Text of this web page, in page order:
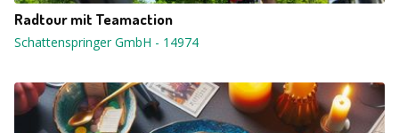
Radtour mit Teamaction
Schattenspringer GmbH - 14974